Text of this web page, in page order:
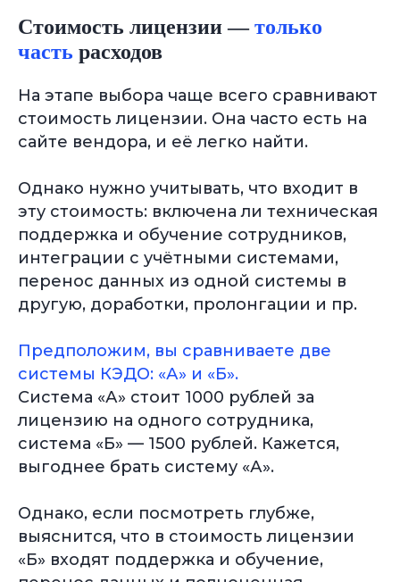
Стоимость лицензии —только
часть расходов
На этапе выбора чаще всего сравнивают
стоимость лицензии. Она часто есть на
сайте вендора, и её легко найти.
Однако нужно учитывать, что входит в
эту стоимость: включена ли техническая
поддержка и обучение сотрудников,
интеграции с учётными системами,
перенос данных из одной системы в
другую, доработки, пролонгации и пр.
Предположим, вы сравниваете две
системы КЭДО: «А» и «Б».
Система «А» стоит 1000 рублей за
лицензию на одного сотрудника,
система «Б» — 1500 рублей. Кажется,
выгоднее брать систему «А».
Однако, если посмотреть глубже,
выяснится, что в стоимость лицензии
«Б» входят поддержка и обучение,